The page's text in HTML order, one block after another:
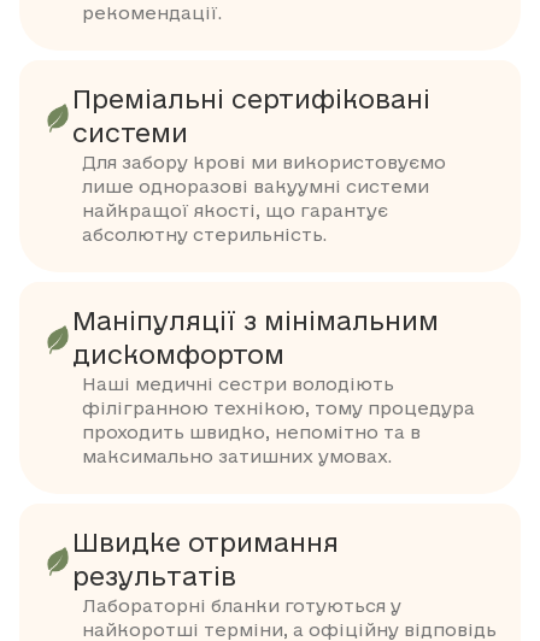
рекомендації.
Преміальні сертифіковані
системи
Для забору крові ми використовуємо
лише одноразові вакуумні системи
найкращої якості, що гарантує
абсолютну стерильність.
Маніпуляції з мінімальним
дискомфортом
Наші медичні сестри володіють
філігранною технікою, тому процедура
проходить швидко, непомітно та в
максимально затишних умовах.
Швидке отримання
результатів
Лабораторні бланки готуються у
найкоротші терміни, а офіційну відповідь